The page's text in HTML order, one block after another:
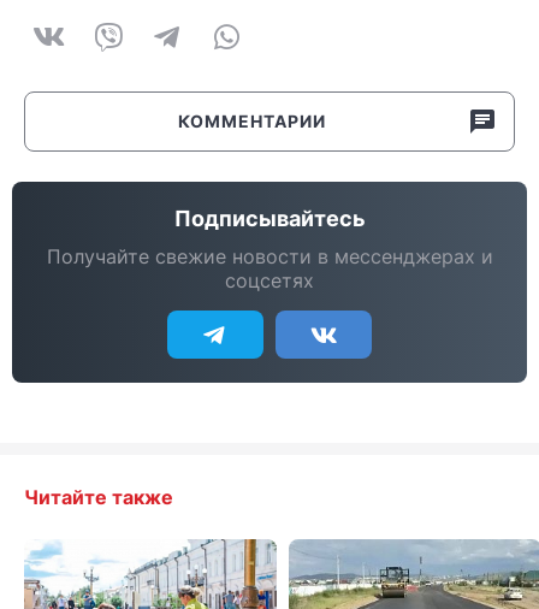
КОММЕНТАРИИ
Подписывайтесь
Получайте свежие новости в мессенджерах и
соцсетях
Читайте также